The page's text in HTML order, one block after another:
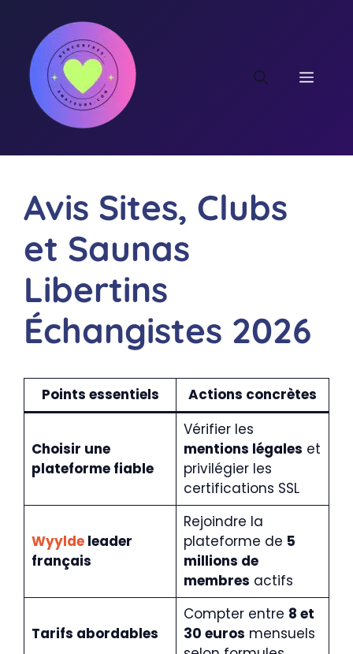
contenu
Avis Sites, Clubs
et Saunas
Libertins
Échangistes 2026
Points essentiels Actions concrètes
Choisir une
plateforme fiable
Vérifier les
mentions légales et
privilégier les
certifications SSL
Wyyldeleader
français
Rejoindre la
plateforme de 5
millions de
membres actifs
Tarifs abordables
Compter entre 8 et
30 euros mensuels